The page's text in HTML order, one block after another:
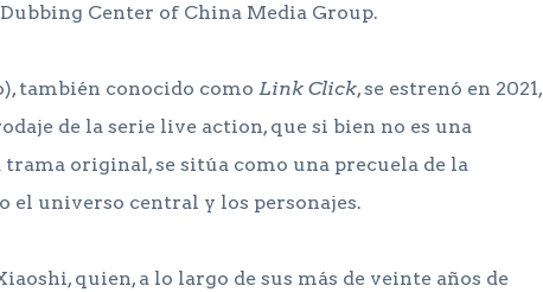
Center of China Media Group.
también conocido como Link Click, se estrenó en 2021,
de la serie live action, que si bien no es una
original, se sitúa como una precuela de la
el universo central y los personajes.
quien, a lo largo de sus más de veinte años de